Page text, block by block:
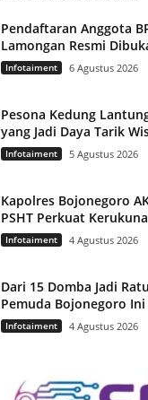
Pendaftaran Anggota
Lamongan Resmi
Infotaiment 6 Agustus 2026
Pesona Kedung
yang Jadi Daya Tarik
Infotaiment 5 Agustus 2026
Kapolres Bojonegoro
PSHT Perkuat
Infotaiment 4 Agustus 2026
Dari 15 Domba Jadi
Pemuda Bojonegoro
Infotaiment 4 Agustus 2026